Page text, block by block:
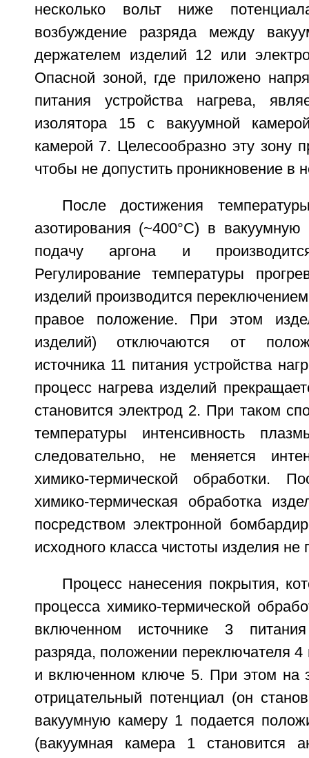
несколько вольт ниже
возбуждение разряда между
держателем изделий 12 или
Опасной зоной, где приложено
питания устройства нагрева,
изолятора 15 с вакуумной
камерой 7. Целесообразно эту зону
чтобы не допустить проникновение в
После достижения
азотирования (~400°С) в
подачу аргона и
Регулирование температуры
изделий производится
правое положение. При этом
изделий) отключаются от
источника 11 питания устройства
процесс нагрева изделий
становится электрод 2. При таком
температуры интенсивность
следовательно, не меняется
химико-термической обработки.
химико-термическая обработка
посредством электронной
исходного класса чистоты изделия не
Процесс нанесения покрытия,
процесса химико-термической
включенном источнике 3 питания
разряда, положении переключателя
и включенном ключе 5. При этом на
отрицательный потенциал (он
вакуумную камеру 1 подается
(вакуумная камера 1 становится